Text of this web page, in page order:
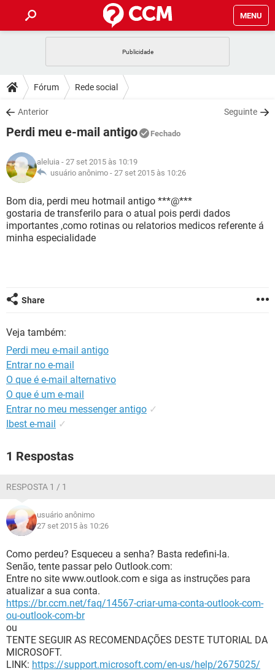
MENU
CELULAR
OUTLOOK
INSTAGRAM GMAIL
GUIA DE COMPRAS
DICAS
JOGOS
INSTAGRAM
GUIA DE COMPRAS
DOWNLOADS
JOGOS WHATSAPP
CELULAR
OUTLOOK EXCEL
INSTAGRAM GMAIL
GUIA DE COMPRAS
JOGOS
CELULAR
OUTLOOK EXCEL
INSTAGRAM GMAIL
GLOSSÁRIO
JOGOS WHATSAPP
CELULAR FACEBOOK
OUTLOOK
Fórum Rede social
Anterior Seguinte
Perdi meu e-mail antigo Fechado
aleluia - 27 set 2015 às 10:19
usuário anônimo - 27 set 2015 às 10:26
Bom dia, perdi meu hotmail antigo ***@***
gostaria de transferilo para o atual pois perdi dados
importantes ,como rotinas ou relatorios medicos referente á
minha especialidade
Share
Veja também:
Perdi meu e-mail antigo
Entrar no e-mail
O que é e-mail alternativo
O que é um e-mail
Entrar no meu messenger antigo ✓
Ibest e-mail ✓
1 Respostas
RESPOSTA 1 / 1
usuário anônimo
27 set 2015 às 10:26
Como perdeu? Esqueceu a senha? Basta redefini-la.
Senão, tente passar pelo Outlook.com:
Entre no site www.outlook.com e siga as instruções para
atualizar a sua conta.
https://br.ccm.net/faq/14567-criar-uma-conta-outlook-com-
ou-outlook-com-br
ou
TENTE SEGUIR AS RECOMENDAÇÕES DESTE TUTORIAL DA
MICROSOFT.
LINK: https://support.microsoft.com/en-us/help/2675025/